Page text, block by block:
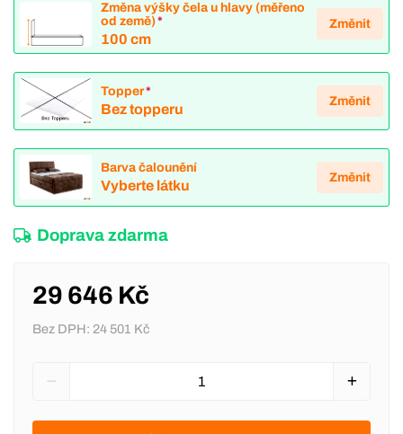
Změna výšky čela u hlavy (měřeno
od země)*
100 cm
Změnit
Topper*
Bez topperu
Změnit
Barva čalounění
Vyberte látku
Změnit
Doprava zdarma
29 646 Kč
Bez DPH: 24 501 Kč